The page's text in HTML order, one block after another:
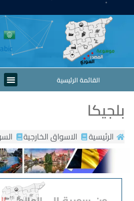
إلى
القائمة الرئيسية
بلجيكا
الرئيسية الاسواق الخارجية